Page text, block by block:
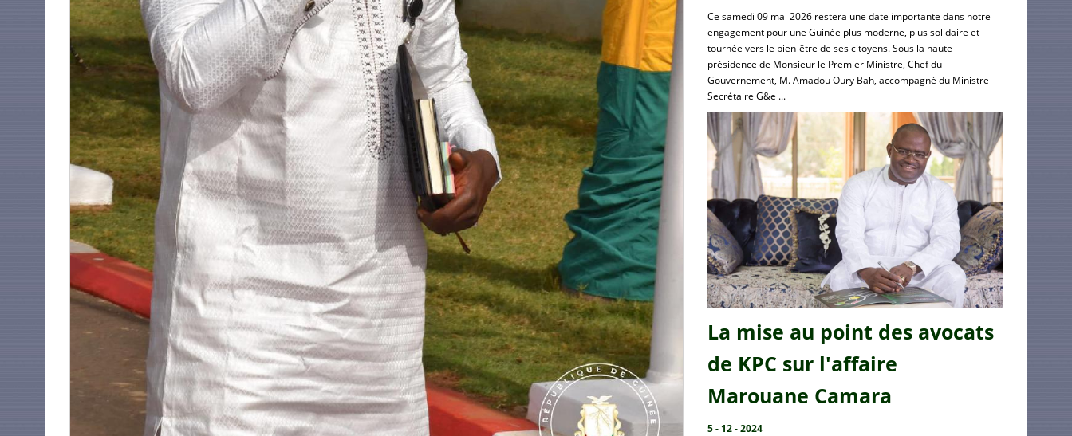
Ce samedi 09 mai 2026 restera une date importante dans notre
engagement pour une Guinée plus moderne, plus solidaire et
tournée vers le bien-être de ses citoyens. Sous la haute
présidence de Monsieur le Premier Ministre, Chef du
Gouvernement, M. Amadou Oury Bah, accompagné du Ministre
Secrétaire G&e ...
La mise au point des avocats
de KPC sur l'affaire
Marouane Camara
5 - 12 - 2024